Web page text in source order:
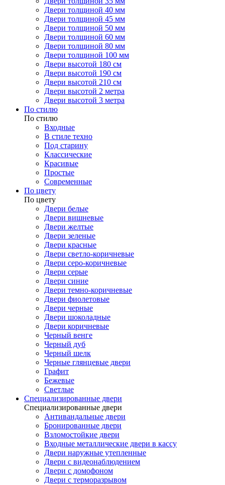
Двери толщиной 40 мм
Двери толщиной 45 мм
Двери толщиной 50 мм
Двери толщиной 60 мм
Двери толщиной 80 мм
Двери толщиной 100 мм
Двери высотой 180 см
Двери высотой 190 см
Двери высотой 210 см
Двери высотой 2 метра
Двери высотой 3 метра
По стилю
По стилю
Входные
В стиле техно
Под старину
Классические
Красивые
Простые
Современные
По цвету
По цвету
Двери белые
Двери вишневые
Двери желтые
Двери зеленые
Двери красные
Двери светло-коричневые
Двери серо-коричневые
Двери серые
Двери синие
Двери темно-коричневые
Двери фиолетовые
Двери черные
Двери шоколадные
Двери коричневые
Черный венге
Черный дуб
Черный шелк
Черные глянцевые двери
Графит
Бежевые
Светлые
Специализированные двери
Специализированные двери
Антивандальные двери
Бронированные двери
Взломостойкие двери
Входные металлические двери в кассу
Двери наружные утепленные
Двери с видеонаблюдением
Двери с домофоном
Двери с терморазрывом